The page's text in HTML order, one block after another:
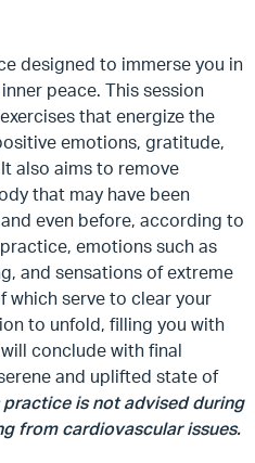
designed to immerse you in
peace. This session
that energize the
emotions, gratitude,
also aims to remove
that may have been
even before, according to
emotions such as
and sensations of extreme
which serve to clear your
to unfold, filling you with
conclude with final
and uplifted state of
is not advised during
from cardiovascular issues.